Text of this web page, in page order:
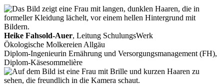
Heike Fahsold-Auer, Leitung SchulungsWerk
Ökologische Molkereien Allgäu
Diplom-Ingenieurin Ernährung und Versorgungsmanagement (FH),
Diplom-Käsesommelière